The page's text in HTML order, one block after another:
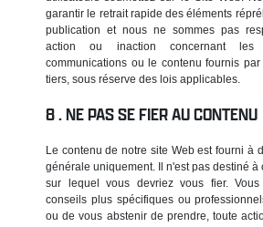
garantir le retrait rapide des éléments
publication et nous ne sommes pas
action ou inaction concernant les
communications ou le contenu fournis
tiers, sous réserve des lois applicables.
NE PAS SE FIER AU CONTENU
Le contenu de notre site Web est fourni à
générale uniquement. Il n'est pas destiné à
sur lequel vous devriez vous fier.
conseils plus spécifiques ou
ou de vous abstenir de prendre, toute